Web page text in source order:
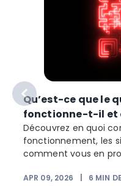
Qu’est-ce que le
fonctionne-t-il et
Découvrez en quoi
fonctionnement, les
comment vous en
APR 09, 2026 6 MIN